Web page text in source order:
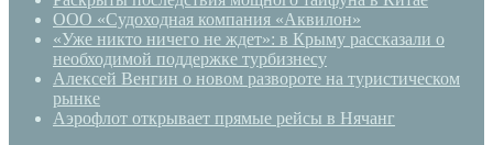
ООО «Судоходная компания «Аквилон»
«Уже никто ничего не ждет»: в Крыму рассказали о
необходимой поддержке турбизнесу
Алексей Венгин о новом развороте на туристическом
рынке
Аэрофлот открывает прямые рейсы в Нячанг